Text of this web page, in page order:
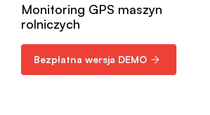
Monitoring GPS maszyn
rolniczych
Bezpłatna wersja DEMO